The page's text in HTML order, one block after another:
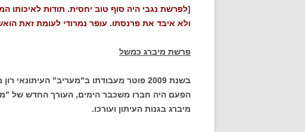
[לפרשת נגבי היה סוף טוב יחסית. תודות לאיכותו
ולא איבד את פרנסתו. עופר נמרודי לעומת זאת
פרשת מיברג כמשל
בשנת 2009 פוטר מעבודתו ב"מעריב"
הפעם היה חברו משכבר הימים, העורך החדש של
מיברג בגנות העיתון ועורכו.